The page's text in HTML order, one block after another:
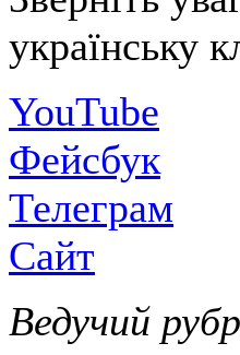
українську
YouTube
Фейсбук
Телеграм
Сайт
Ведучий